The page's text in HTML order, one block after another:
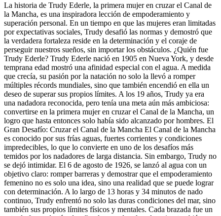
La historia de Trudy Ederle, la primera mujer en cruzar el Canal de
la Mancha, es una inspiradora lección de empoderamiento y
superación personal. En un tiempo en que las mujeres eran limitadas
por expectativas sociales, Trudy desafió las normas y demostró que
la verdadera fortaleza reside en la determinación y el coraje de
perseguir nuestros sueños, sin importar los obstáculos. ¿Quién fue
Trudy Ederle? Trudy Ederle nació en 1905 en Nueva York, y desde
temprana edad mostró una afinidad especial con el agua. A medida
que crecía, su pasión por la natación no solo la llevó a romper
múltiples récords mundiales, sino que también encendió en ella un
deseo de superar sus propios límites. A los 19 años, Trudy ya era
una nadadora reconocida, pero tenía una meta aún más ambiciosa:
convertirse en la primera mujer en cruzar el Canal de la Mancha, un
logro que hasta entonces solo había sido alcanzado por hombres. El
Gran Desafío: Cruzar el Canal de la Mancha El Canal de la Mancha
es conocido por sus frías aguas, fuertes corrientes y condiciones
impredecibles, lo que lo convierte en uno de los desafíos más
temidos por los nadadores de larga distancia. Sin embargo, Trudy no
se dejó intimidar. El 6 de agosto de 1926, se lanzó al agua con un
objetivo claro: romper barreras y demostrar que el empoderamiento
femenino no es solo una idea, sino una realidad que se puede lograr
con determinación. A lo largo de 13 horas y 34 minutos de nado
continuo, Trudy enfrentó no solo las duras condiciones del mar, sino
también sus propios límites físicos y mentales. Cada brazada fue un